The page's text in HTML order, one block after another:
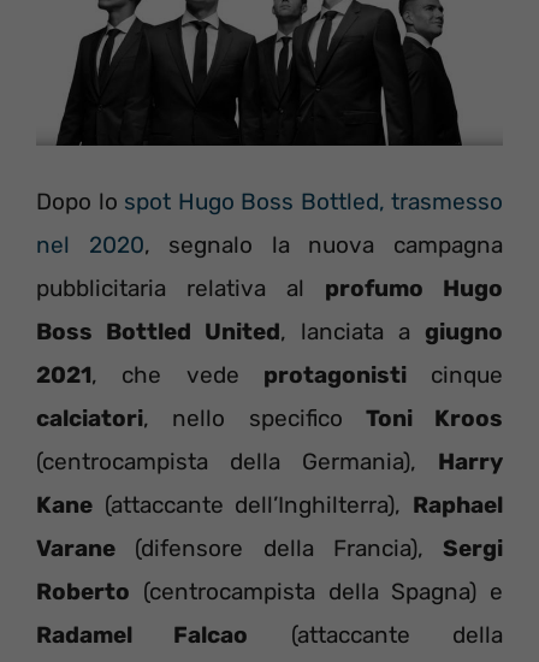
Dopo lo spot Hugo Boss Bottled, trasmesso
nel 2020, segnalo la nuova campagna
pubblicitaria relativa al profumo Hugo
Boss Bottled United, lanciata a giugno
2021, che vede protagonisticinque
calciatori, nello specifico Toni Kroos
(centrocampista della Germania), Harry
Kane (attaccante dell’Inghilterra), Raphael
Varane (difensore della Francia), Sergi
Roberto (centrocampista della Spagna) e
Radamel Falcao (attaccante della